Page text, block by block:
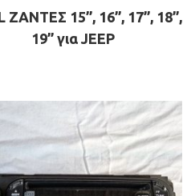
ΖΑΝΤΕΣ 15”, 16”, 17”, 18”,
19” για JEEP